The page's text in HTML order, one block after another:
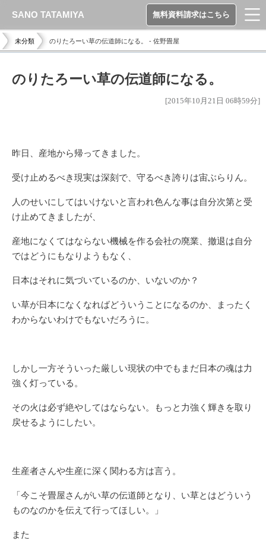
未分類 のりたろーい草の伝道師になる。 - 佐野畳屋
のりたろーい草の伝道師になる。
[2015年10月21日 06時59分]
昨日、産地から帰ってきました。
受け止めるべき現実は深刻で、守るべき誇りは宙ぶらりん。
人のせいにしてはいけないと言われ色んな事は自分次第と受
け止めてきましたが、
産地になくてはならない機械を作る会社の廃業、撤退は自分
ではどうにもなりようもなく、
日本はそれに気づいているのか、いないのか？
い草が日本になくなればどういうことになるのか、まったく
わからないわけでもないだろうに。
しかし一方そういった厳しい現状の中でもまだ日本の魂は力
強く灯っている。
その火は必ず絶やしてはならない。もっと力強く輝きを取り
戻せるようにしたい。
生産者さんや生産に深く関わる方は言う。
「今こそ畳屋さんがい草の伝道師となり、い草とはどういう
ものなのかを伝えて行ってほしい。」
また
SANO TATAMIYA 無料資料請求はこちら